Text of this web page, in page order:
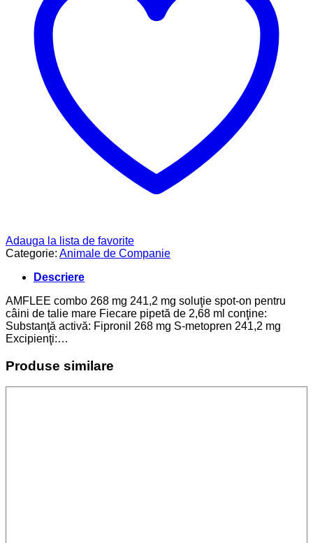
Adauga la lista de favorite
Categorie: Animale de Companie
Descriere
AMFLEE combo 268 mg 241,2 mg soluţie spot-on pentru
câini de talie mare Fiecare pipetă de 2,68 ml conţine:
Substanţă activă: Fipronil 268 mg S-metopren 241,2 mg
Excipienţi:…
Produse similare